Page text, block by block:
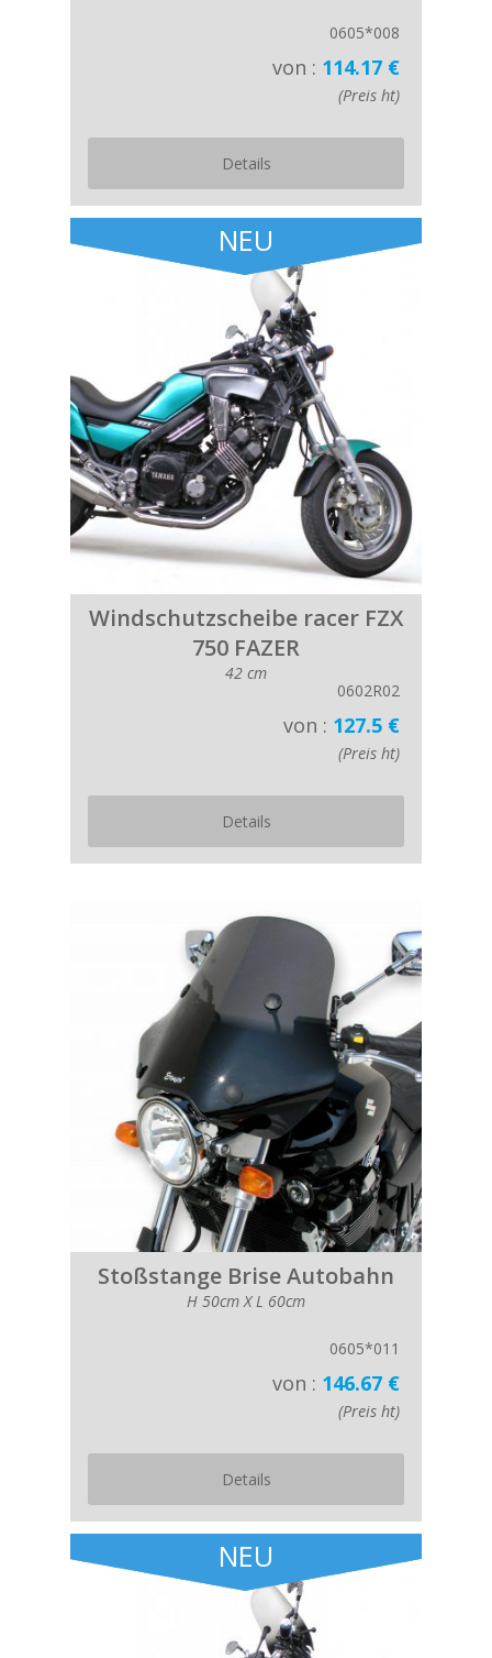
0605*008
von : 114.17 €
(Preis ht)
Details
NEU
Windschutzscheibe racer FZX
750 FAZER
42 cm
0602R02
von : 127.5 €
(Preis ht)
Details
Stoßstange Brise Autobahn
H 50cm X L 60cm
0605*011
von : 146.67 €
(Preis ht)
Details
NEU